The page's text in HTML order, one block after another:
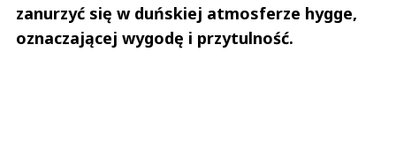
zanurzyć się w duńskiej atmosferze hygge,
oznaczającej wygodę i przytulność.